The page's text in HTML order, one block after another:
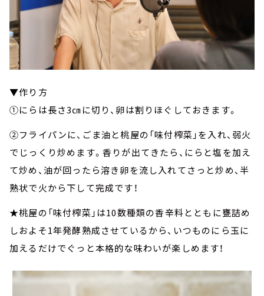
▼作り方
①にらは長さ3㎝に切り、卵は割りほぐしておきます。
②フライパンに、ごま油と桃屋の「味付榨菜」を入れ、弱火
でじっくり炒めます。香りが出てきたら、にらと塩を加え
て炒め、油が回ったら溶き卵を流し入れてさっと炒め、半
熟状で火から下して完成です！
★桃屋の「味付榨菜」は10数種類の香辛料とともに甕詰め
しおよそ1年発酵熟成させているから、いつものにら玉に
加えるだけでぐっと本格的な味わいが楽しめます！